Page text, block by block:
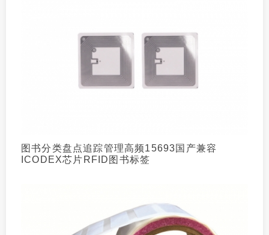
图书分类盘点追踪管理高频15693国产兼容
ICODEX芯片RFID图书标签